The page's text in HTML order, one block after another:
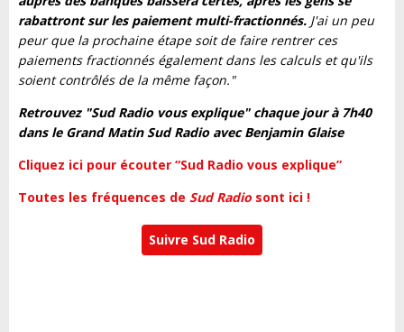
rabattront sur les paiement multi-fractionnés. J'ai un peu
peur que la prochaine étape soit de faire rentrer ces
paiements fractionnés également dans les calculs et qu'ils
soient contrôlés de la même façon."
Retrouvez "Sud Radio vous explique" chaque jour à 7h40
dans le Grand Matin Sud Radio avec Benjamin Glaise
Cliquez ici pour écouter “Sud Radio vous explique”
Toutes les fréquences de Sud Radio sont ici !
Suivre Sud Radio